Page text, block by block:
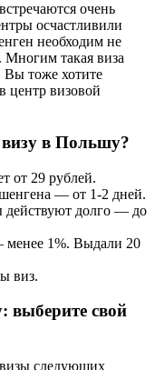
очень
осчастливили
необходим не
такая виза
тоже хотите
центр визовой
визу в Польшу?
от 29 рублей.
— от 1-2 дней.
действуют долго — до
менее 1%. Выдали 20
виз.
выберите свой
визы следующих